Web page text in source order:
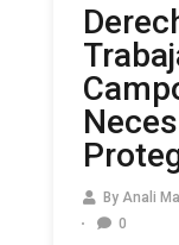
By Anali
0